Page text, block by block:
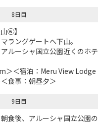
8日目
⑥】
ラングゲートへ下山。
ルーシャ国立公園近くのホテ
＞＜宿泊：Meru View Lodge
食事：朝昼夕＞
9日目
朝食後、アルーシャ国立公園の